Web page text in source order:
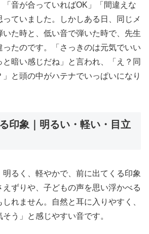
音が合っていればOK」「間違えな
ていました。しかしある日、同じメ
いた時と、低い音で弾いた時で、先生
たのです。「さっきのは元気でいい
暗い感じだね」と言われ、「え？同
」と頭の中がハテナでいっぱいになり
印象｜明るい・軽い・目立
るく、軽やかで、前に出てくる印象
えずりや、子どもの声を思い浮かべる
れません。自然と耳に入りやすく、
そう」と感じやすい音です。